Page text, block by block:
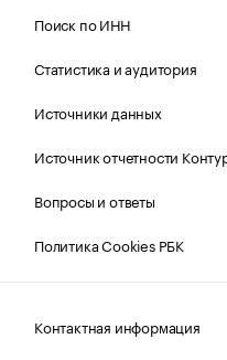
Поиск по ИНН
Статистика и аудитория
Источники данных
Источник отчетности
Вопросы и ответы
Политика Cookies РБК
Контактная информация